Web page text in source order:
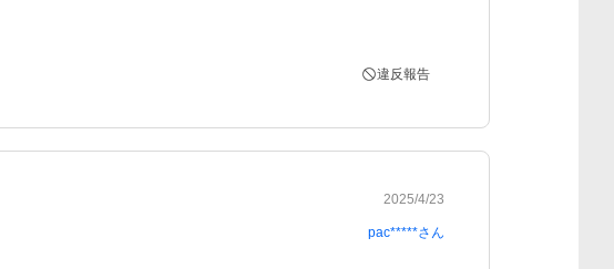
違反報告
2025/4/23
pac*****さん